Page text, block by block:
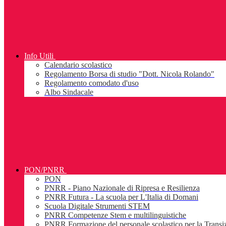
Info Utili
Calendario scolastico
Regolamento Borsa di studio "Dott. Nicola Rolando"
Regolamento comodato d'uso
Albo Sindacale
PON/PNRR
PON
PNRR - Piano Nazionale di Ripresa e Resilienza
PNRR Futura - La scuola per L'Italia di Domani
Scuola Digitale Strumenti STEM
PNRR Competenze Stem e multilinguistiche